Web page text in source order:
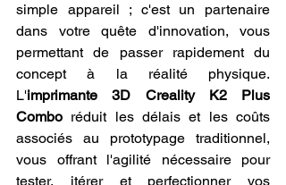
simple appareil ; c'est un partenaire
dans votre quête d'innovation, vous
permettant de passer rapidement du
concept à la réalité physique.
L'imprimante 3D Creality K2 Plus
Combo réduit les délais et les coûts
associés au prototypage traditionnel,
vous offrant l'agilité nécessaire pour
tester, itérer et perfectionner vos